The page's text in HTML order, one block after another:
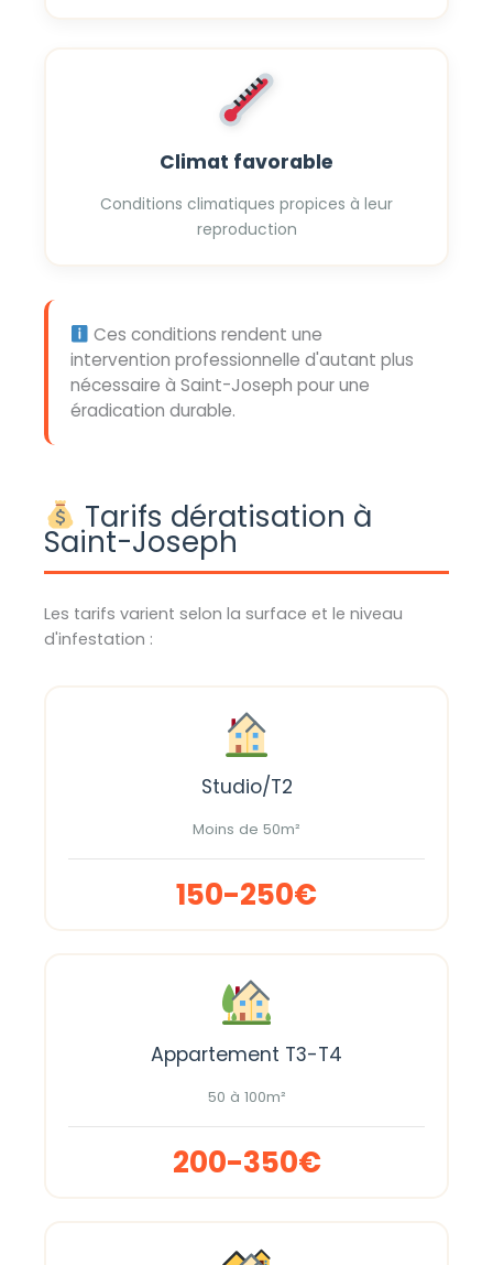
Climat favorable
Conditions climatiques propices à leur
reproduction
Ces conditions rendent une
intervention professionnelle d'autant plus
nécessaire à Saint-Joseph pour une
éradication durable.
Tarifs dératisation à
Saint-Joseph
Les tarifs varient selon la surface et le niveau
d'infestation :
Studio/T2
Moins de 50m²
150-250€
Appartement T3-T4
50 à 100m²
200-350€